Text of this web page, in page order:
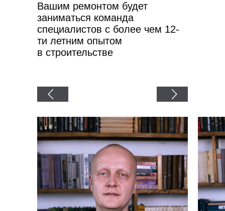
Вашим ремонтом будет
заниматься команда
специалистов с более чем 12-
ти летним опытом
в строительстве